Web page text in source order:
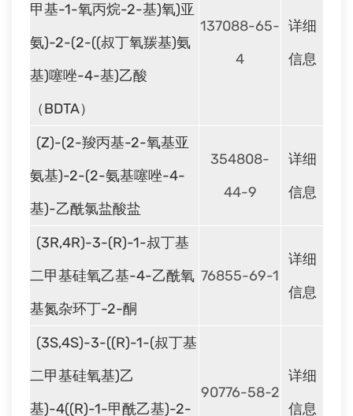
甲基-1-氧丙烷-2-基)氧)亚
氨)-2-(2-((叔丁氧羰基)氨
基)噻唑-4-基)乙酸
（BDTA）
137088-65-
4
详细
信息
(Z)-(2-羧丙基-2-氧基亚
氨基)-2-(2-氨基噻唑-4-
基)-乙酰氯盐酸盐
354808-
44-9
详细
信息
(3R,4R)-3-(R)-1-叔丁基
二甲基硅氧乙基-4-乙酰氧
基氮杂环丁-2-酮
76855-69-1
详细
信息
(3S,4S)-3-((R)-1-(叔丁基
二甲基硅氧基)乙
基)-4((R)-1-甲酰乙基)-2-
90776-58-2
详细
信息